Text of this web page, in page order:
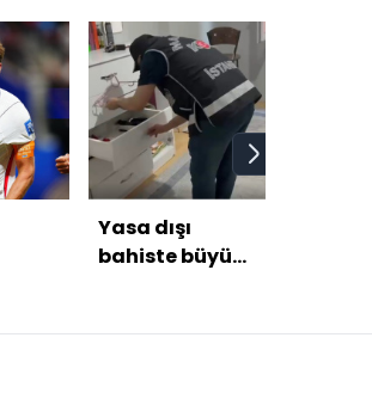
Yasa dışı
bahiste büyük